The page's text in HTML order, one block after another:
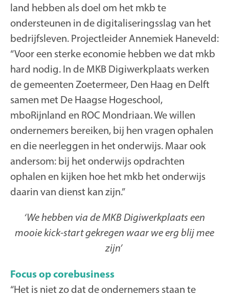
land hebben als doel om het mkb te
ondersteunen in de digitaliseringsslag van het
bedrijfsleven. Projectleider Annemiek Haneveld:
“Voor een sterke economie hebben we dat mkb
hard nodig. In de MKB Digiwerkplaats werken
de gemeenten Zoetermeer, Den Haag en Delft
samen met De Haagse Hogeschool,
mboRijnland en ROC Mondriaan. We willen
ondernemers bereiken, bij hen vragen ophalen
en die neerleggen in het onderwijs. Maar ook
andersom: bij het onderwijs opdrachten
ophalen en kijken hoe het mkb het onderwijs
daarin van dienst kan zijn.”
‘We hebben via de MKB Digiwerkplaats een
mooie kick-start gekregen waar we erg blij mee
zijn’
Focus op corebusiness
“Het is niet zo dat de ondernemers staan te